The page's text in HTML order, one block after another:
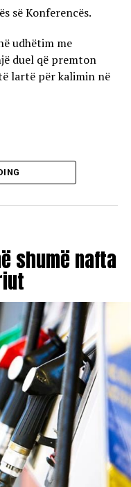
së Konferencës.
udhëtim me
duel që premton
lartë për kalimin në
shumë nafta